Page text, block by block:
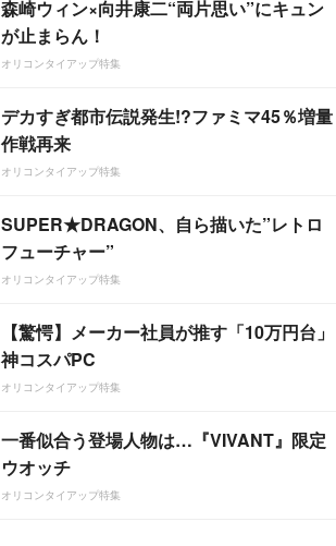
森崎ウィン×向井康二“両片思い”にキュン
が止まらん！
オリコンタイアップ特集
デカすぎ都市伝説発生!?ファミマ45％増量
作戦再来
オリコンタイアップ特集
SUPER★DRAGON、自ら描いた”レトロ
フューチャー”
オリコンタイアップ特集
【驚愕】メーカー社員が推す「10万円台」
神コスパPC
オリコンタイアップ特集
一番似合う登場人物は…『VIVANT』限定
ウオッチ
オリコンタイアップ特集